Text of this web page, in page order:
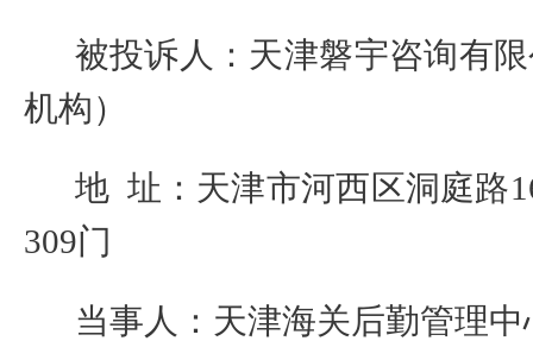
被投诉人：天津磐宇咨询有
机构）
地 址：天津市河西区洞庭路
309门
当事人：天津海关后勤管理中